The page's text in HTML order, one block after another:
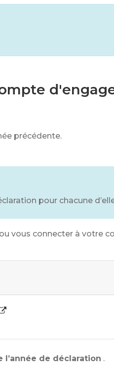
précédente.
pour chacune
vous connecter à votre
l’année de déclaration .